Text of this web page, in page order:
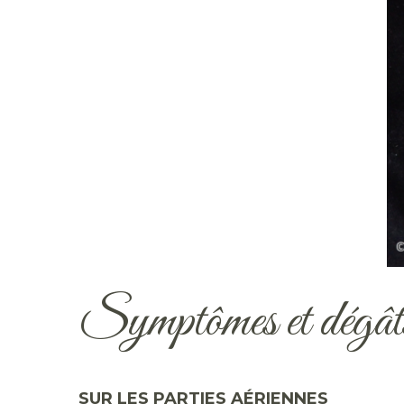
Symptômes et
SUR LES PARTIES AÉRIENNES